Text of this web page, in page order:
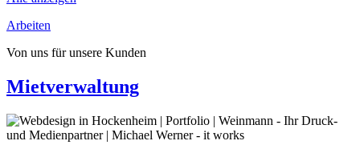
Arbeiten
Von uns für unsere Kunden
Mietverwaltung